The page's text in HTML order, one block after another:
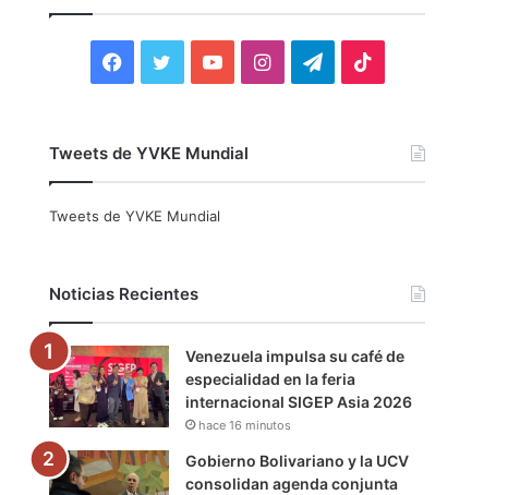
F
c
o
k
i
r
Y
u
e
I
r
a
m
T
a
m
Tweets de YVKE Mundial
Tweets de YVKE Mundial
Noticias Recientes
Venezuela impulsa su café de
especialidad en la feria
internacional SIGEP Asia 2026
hace 16 minutos
Gobierno Bolivariano y la UCV
consolidan agenda conjunta